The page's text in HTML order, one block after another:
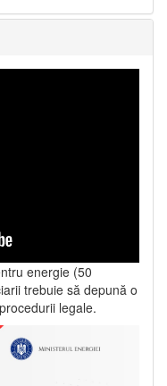
energie (50
trebuie să depună o
legale.